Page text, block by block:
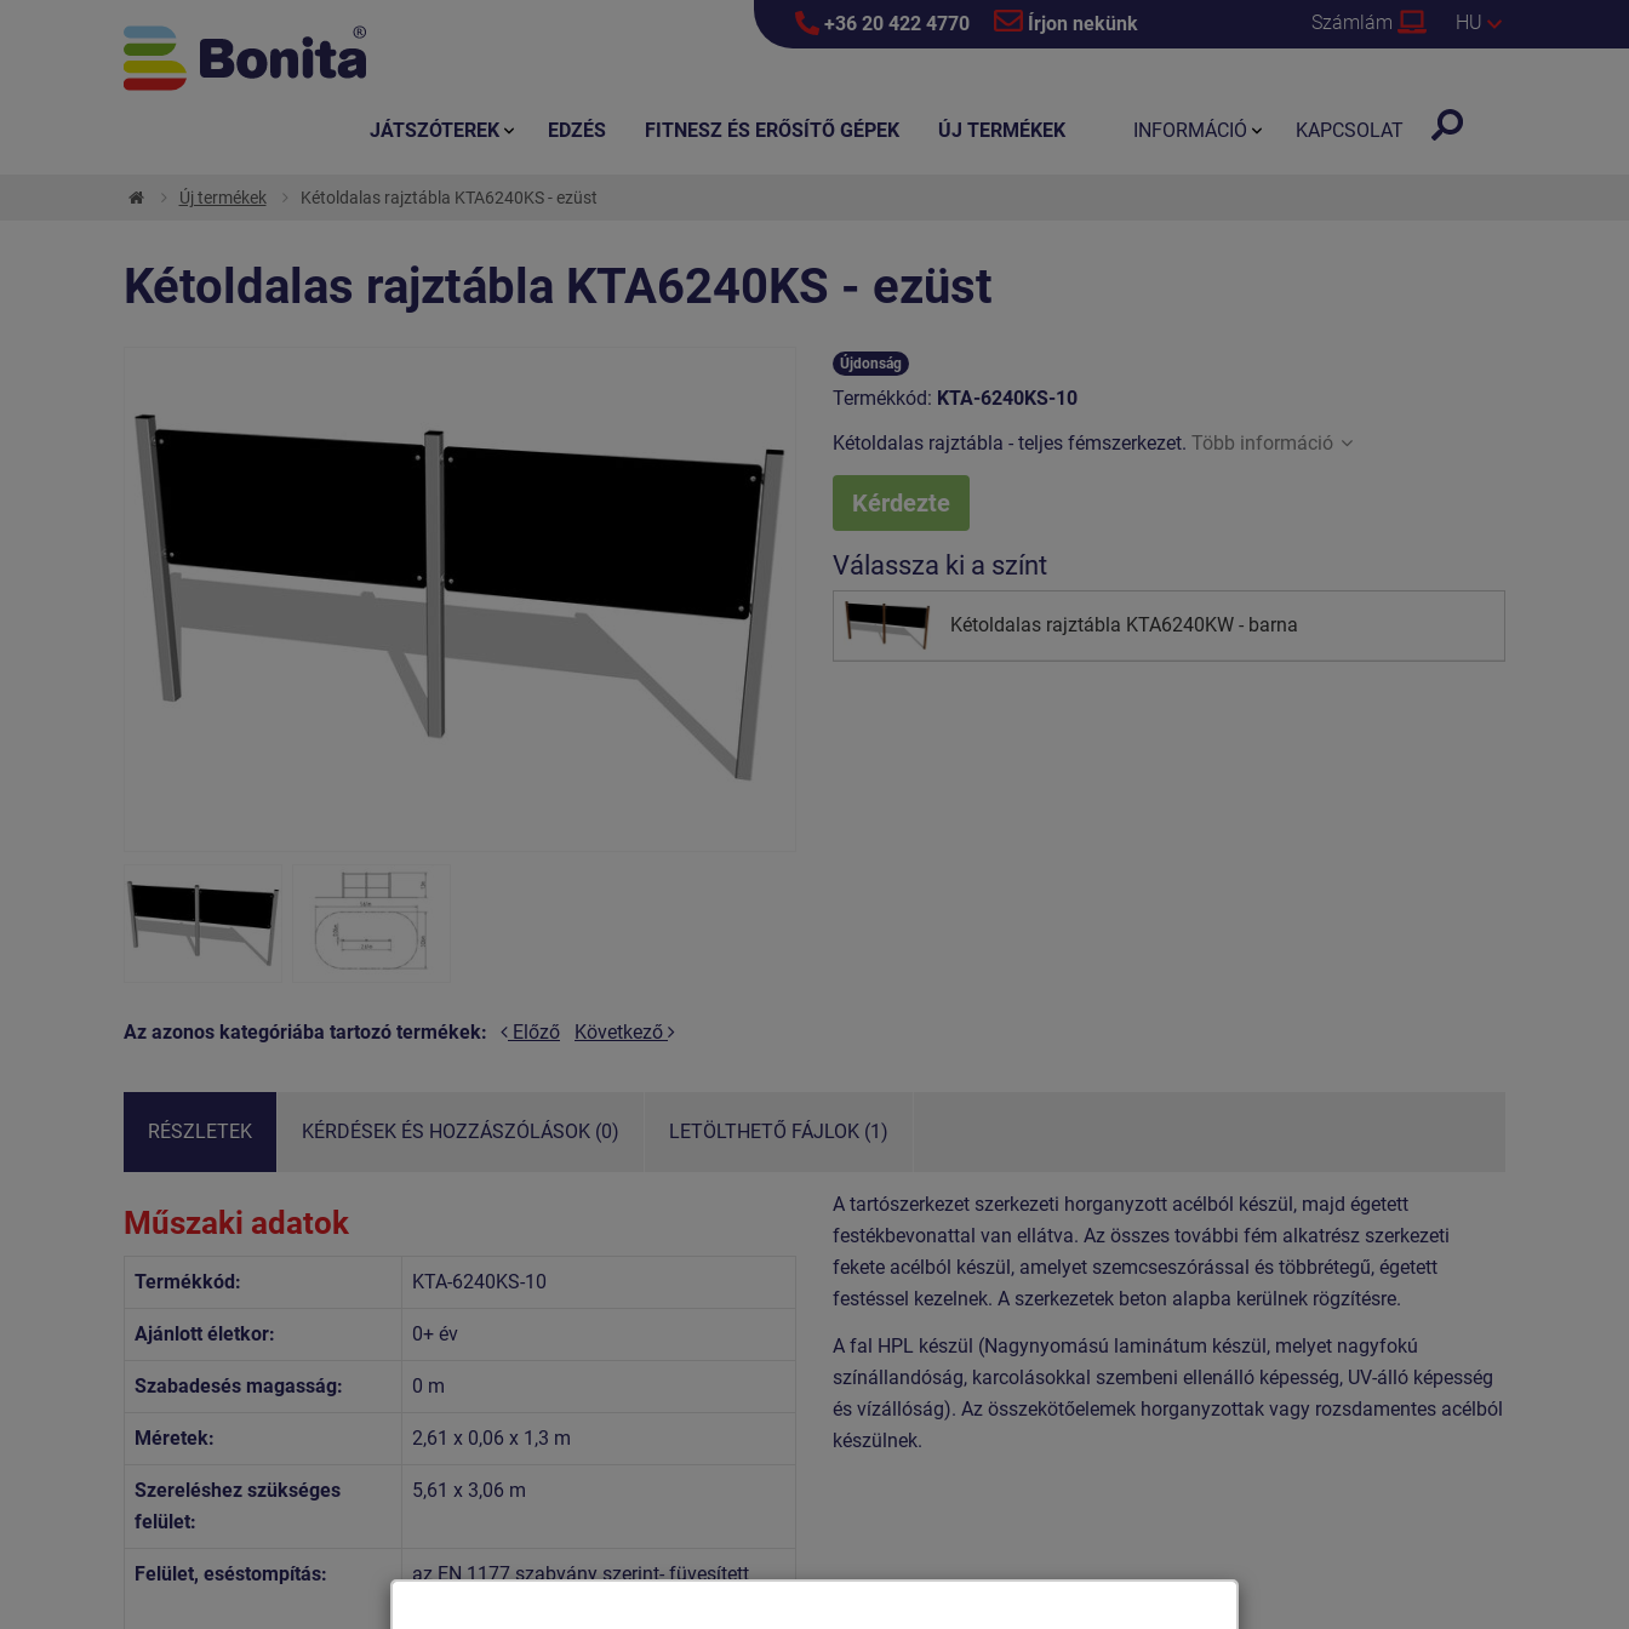
+36 20 422 4770 Írjon nekünk Számlám HU
Új termékek Kétoldalas rajztábla KTA6240KS - ezüst
Kétoldalas rajztábla KTA6240KS - ezüst
Az azonos kategóriába tartozó termékek: Előző Következő
Újdonság
Termékkód: KTA-6240KS-10
Kétoldalas rajztábla - teljes fémszerkezet. Több információ
Kérdezte
Válassza ki a színt
Kétoldalas rajztábla KTA6240KW - barna
RÉSZLETEK KÉRDÉSEK ÉS HOZZÁSZÓLÁSOK (0) LETÖLTHETŐ FÁJLOK (1)
Műszaki adatok
Termékkód: KTA-6240KS-10
Ajánlott életkor: 0+ év
Szabadesés magasság: 0 m
Méretek: 2,61 x 0,06 x 1,3 m
Szereléshez szükséges
felület:
5,61 x 3,06 m
Felület, eséstompítás:
az EN 1177 szabvány szerint- füvesített
A tartószerkezet szerkezeti horganyzott acélból készül, majd égetett
festékbevonattal van ellátva. Az összes további fém alkatrész szerkezeti
fekete acélból készül, amelyet szemcseszórással és többrétegű, égetett
festéssel kezelnek. A szerkezetek beton alapba kerülnek rögzítésre.
A fal HPL készül (Nagynyomású laminátum készül, melyet nagyfokú
színállandóság, karcolásokkal szembeni ellenálló képesség, UV-álló képesség
és vízállóság). Az összekötőelemek horganyzottak vagy rozsdamentes acélból
készülnek.
JÁTSZÓTEREK EDZÉS FITNESZ ÉS ERŐSÍTŐ GÉPEK ÚJ TERMÉKEK INFORMÁCIÓ KAPCSOLAT